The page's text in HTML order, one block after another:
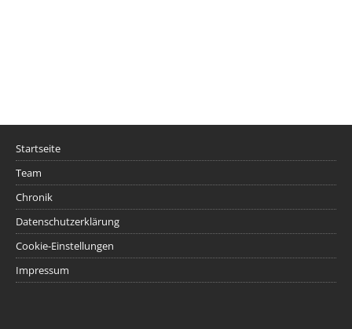
Startseite
Team
Chronik
Datenschutzerklärung
Cookie-Einstellungen
Impressum